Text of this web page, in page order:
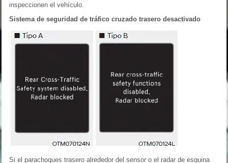
inspeccionen el vehículo.
Sistema de seguridad de tráfico cruzado trasero desactivado
Si el parachoques trasero alrededor del sensor o el radar de esquina